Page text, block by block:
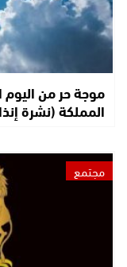
موجة حر من اليوم
المملكة (نشرة
مجتمع